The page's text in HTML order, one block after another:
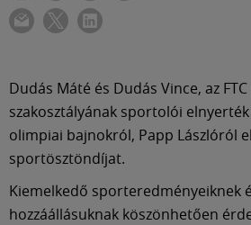
Dudás Máté és Dudás Vince, az
szakosztályának sportolói
olimpiai bajnokról, Papp Lászlóról
sportösztöndíjat.
Kiemelkedő sporteredményeiknek
hozzáállásuknak köszönhetően
Klub
Szolgáltatások
Shop
Közösség